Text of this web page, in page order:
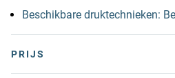
Beschikbare druktechnieken:
PRIJS